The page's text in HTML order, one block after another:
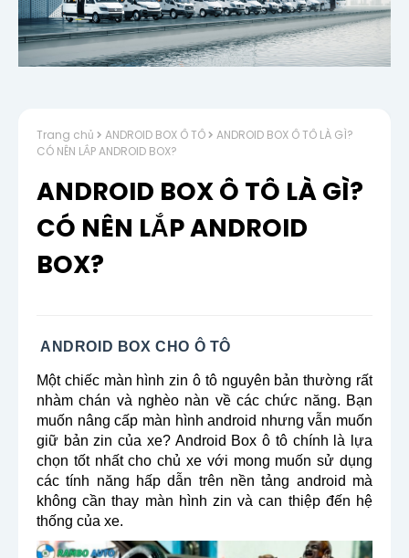
Trang chủ ANDROID BOX Ô TÔ
ANDROID BOX Ô TÔ LÀ GÌ?
CÓ NÊN LẮP ANDROID BOX?
ANDROID BOX Ô TÔ LÀ GÌ?
CÓ NÊN LẮP ANDROID
BOX?
ANDROID BOX CHO Ô TÔ
Một chiếc màn hình zin ô tô nguyên bản thường rất
nhàm chán và nghèo nàn về các chức năng. Bạn
muốn nâng cấp màn hình android nhưng vẫn muốn
giữ bản zin của xe? Android Box ô tô chính là lựa
chọn tốt nhất cho chủ xe với mong muốn sử dụng
các tính năng hấp dẫn trên nền tảng android mà
không cần thay màn hình zin và can thiệp đến hệ
thống của xe.